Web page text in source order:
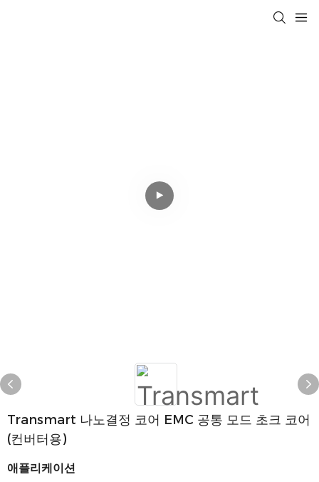
Transmart 나노결정 코어 EMC 공통 모드 초크 코어
(컨버터용)
애플리케이션